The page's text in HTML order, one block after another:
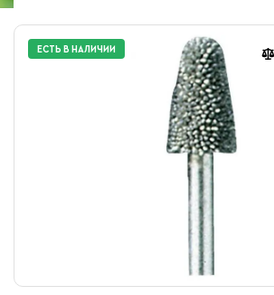
ЕСТЬ В НАЛИЧИИ